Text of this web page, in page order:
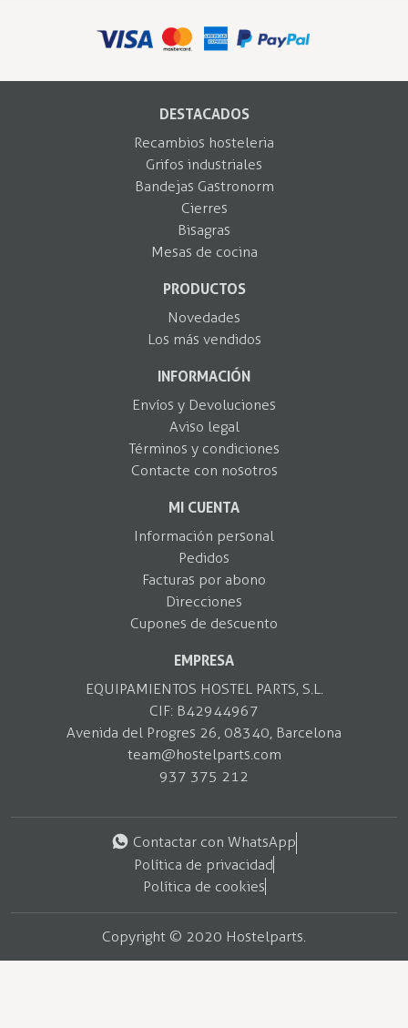
DESTACADOS
Recambios hosteleria
Grifos industriales
Bandejas Gastronorm
Cierres
Bisagras
Mesas de cocina
PRODUCTOS
Novedades
Los más vendidos
INFORMACIÓN
Envíos y Devoluciones
Aviso legal
Términos y condiciones
Contacte con nosotros
MI CUENTA
Información personal
Pedidos
Facturas por abono
Direcciones
Cupones de descuento
EMPRESA
EQUIPAMIENTOS HOSTEL PARTS, S.L.
CIF: B42944967
Avenida del Progres 26, 08340, Barcelona
team@hostelparts.com
937 375 212
Contactar con WhatsApp
Política de privacidad
Política de cookies
Copyright ©️ 2020 Hostelparts.